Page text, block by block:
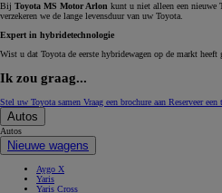
Bij Toyota MS Motor Arlon kunt u niet alleen een nieuwe
verzekeren we de lange levensduur van uw Toyota.
Expert in hybridetechnologie
Wist u dat Toyota de eerste hybridewagen op de markt
Ik zou graag...
Stel uw Toyota samen Vraag een brochure aan Reserveer een
Autos
Autos
Nieuwe wagens
Aygo X
Yaris
Yaris Cross